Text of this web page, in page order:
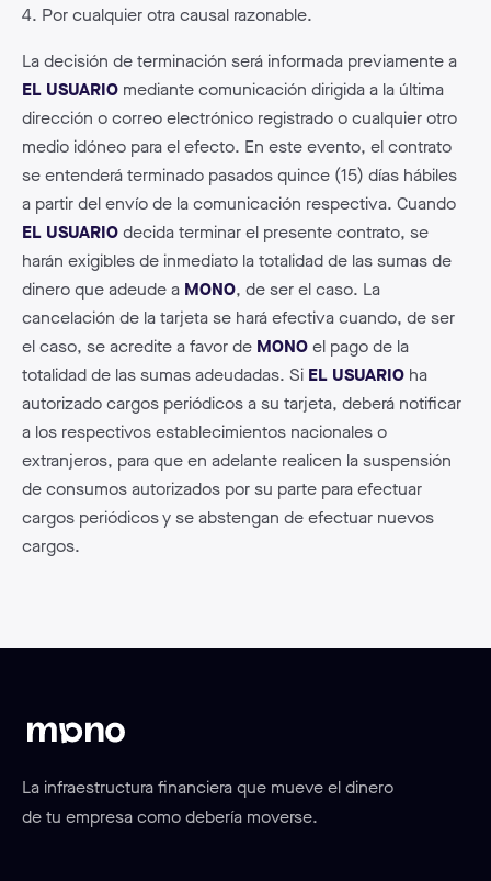
4. Por cualquier otra causal razonable.
La decisión de terminación será informada previamente a
EL USUARIO mediante comunicación dirigida a la última
dirección o correo electrónico registrado o cualquier otro
medio idóneo para el efecto. En este evento, el contrato
se entenderá terminado pasados quince (15) días hábiles
a partir del envío de la comunicación respectiva. Cuando
EL USUARIOdecida terminar el presente contrato, se
harán exigibles de inmediato la totalidad de las sumas de
dinero que adeude a MONO, de ser el caso. La
cancelación de la tarjeta se hará efectiva cuando, de ser
el caso, se acredite a favor de MONOel pago de la
totalidad de las sumas adeudadas. Si EL USUARIO ha
autorizado cargos periódicos a su tarjeta, deberá notificar
a los respectivos establecimientos nacionales o
extranjeros, para que en adelante realicen la suspensión
de consumos autorizados por su parte para efectuar
cargos periódicos y se abstengan de efectuar nuevos
cargos.
La infraestructura financiera que mueve el dinero
de tu empresa como debería moverse.